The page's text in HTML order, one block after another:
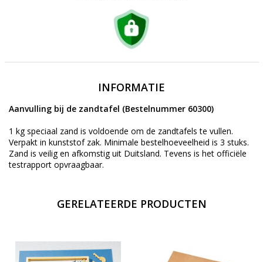
INFORMATIE
Aanvulling bij de zandtafel (Bestelnummer 60300)
1 kg speciaal zand is voldoende om de zandtafels te vullen.
Verpakt in kunststof zak. Minimale bestelhoeveelheid is 3 stuks.
Zand is veilig en afkomstig uit Duitsland. Tevens is het officiële
testrapport opvraagbaar.
GERELATEERDE PRODUCTEN